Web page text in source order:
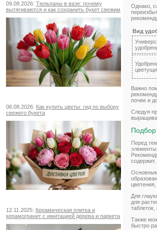
09.08.2026: Тюльпаны в вазе: почему
вытягиваются и как сохранить букет свежим
06.08.2026: Как купить цветы: гид по выбору
свежего букета
12.11.2025: Керамическая плитка и
керамогранит с имитацией дерева и паркета
Однако,
Вид
Важно
почве и
Следуя
Подбор
Перед
элементы
содержит.
Для
для
Также
быстро